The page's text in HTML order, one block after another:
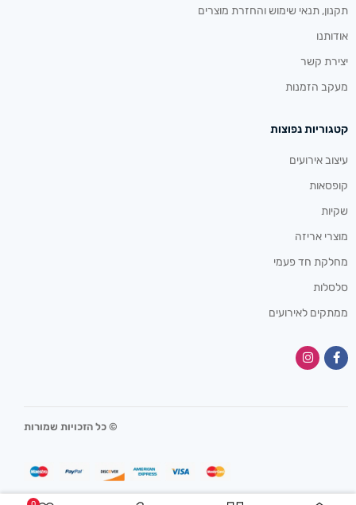
תקנון, תנאי שימוש והחזרת מוצרים
אודותנו
יצירת קשר
מעקב הזמנות
קטגוריות נפוצות
עיצוב אירועים
קופסאות
שקיות
מוצרי אריזה
מחלקת חד פעמי
סלסלות
ממתקים לאירועים
© כל הזכויות שמורות